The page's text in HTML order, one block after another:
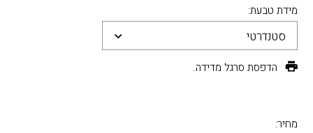
מידת טבעת:
סטנדרטי
הדפסת סרגל מדידה.
מחיר: